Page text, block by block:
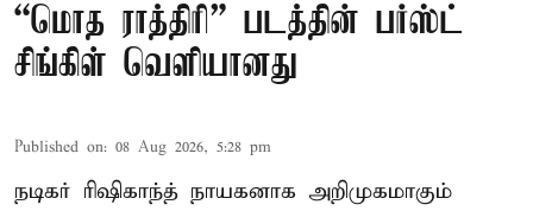
“மொத ராத்திரி” படத்தின் பர்ஸ்ட்
சிங்கிள் வெளியானது
Published on: 08 Aug 2026, 5:28 pm
நடிகர் ரிஷிகாந்த் நாயகனாக அறிமுகமாகும்